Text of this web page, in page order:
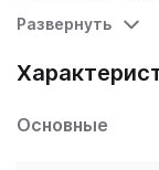
конструкций,
содержит
а ключи дадут
Развернуть
Основные